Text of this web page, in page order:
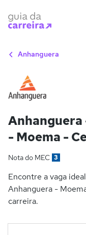
Anhanguera
Anhanguera
- Moema -
Nota do MEC 3
Encontre a vaga
Anhanguera -
carreira.